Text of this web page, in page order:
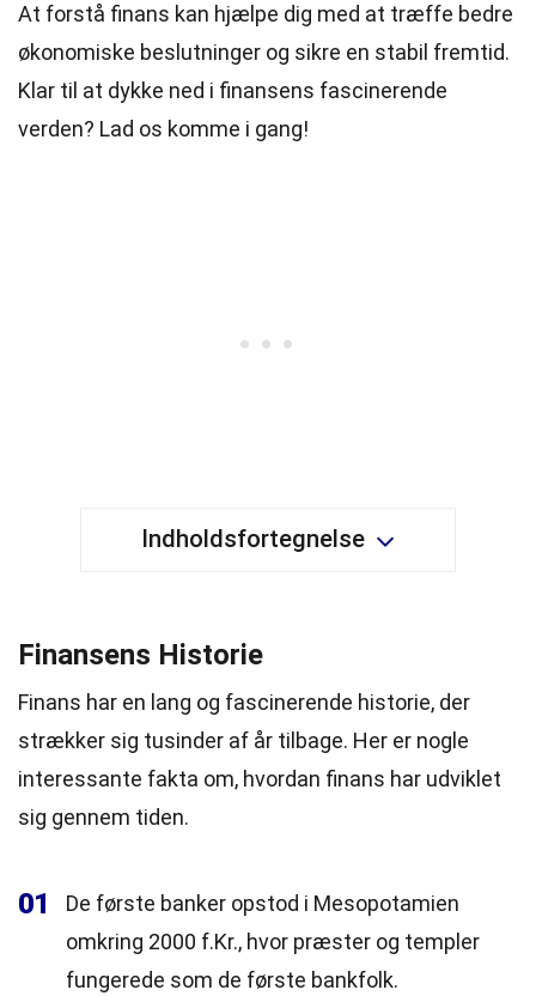
At forstå finans kan hjælpe dig med at træffe bedre
økonomiske beslutninger og sikre en stabil fremtid.
Klar til at dykke ned i finansens fascinerende
verden? Lad os komme i gang!
Indholdsfortegnelse
Finansens Historie
Finans har en lang og fascinerende historie, der
strækker sig tusinder af år tilbage. Her er nogle
interessante fakta om, hvordan finans har udviklet
sig gennem tiden.
01
De første banker opstod i Mesopotamien
omkring 2000 f.Kr., hvor præster og templer
fungerede som de første bankfolk.